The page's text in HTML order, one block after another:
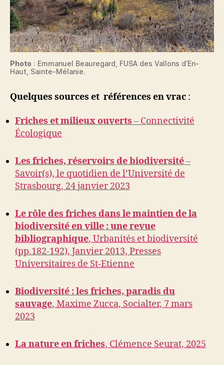
Photo : Emmanuel Beauregard, FUSA des Vallons d’En-
Haut, Sainte-Mélanie.
Quelques sources et références en vrac :
Friches et milieux ouverts – Connectivité
Écologique
Les friches, réservoirs de biodiversité–
Savoir(s), le quotidien de l’Université de
Strasbourg, 24 janvier 2023
Le rôle des friches dans le maintien de la
biodiversité en ville : une revue
bibliographique, Urbanités et biodiversité
(pp.182-192), Janvier 2013, Presses
Universitaires de St-Etienne
Biodiversité : les friches, paradis du
sauvage, Maxime Zucca, Socialter, 7 mars
2023
La nature en friches, Clémence Seurat, 2025